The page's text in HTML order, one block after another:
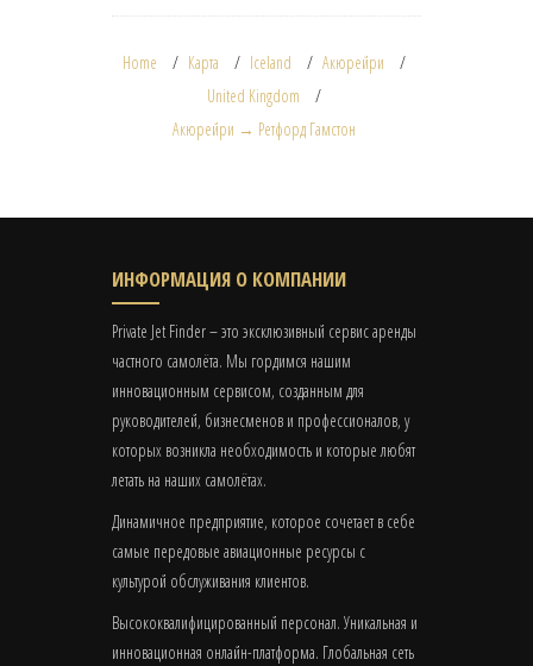
Home Карта Iceland
Акюрейри
United Kingdom
Акюрейри → Ретфорд Гамстон
ИНФОРМАЦИЯ О КОМПАНИИ
Private Jet Finder – это эксклюзивный сервис аренды
частного самолёта. Мы гордимся нашим
инновационным сервисом, созданным для
руководителей, бизнесменов и профессионалов, у
которых возникла необходимость и которые любят
летать на наших самолётах.
Динамичное предприятие, которое сочетает в себе
самые передовые авиационные ресурсы с
культурой обслуживания клиентов.
Высококвалифицированный персонал. Уникальная и
инновационная онлайн-платформа. Глобальная сеть